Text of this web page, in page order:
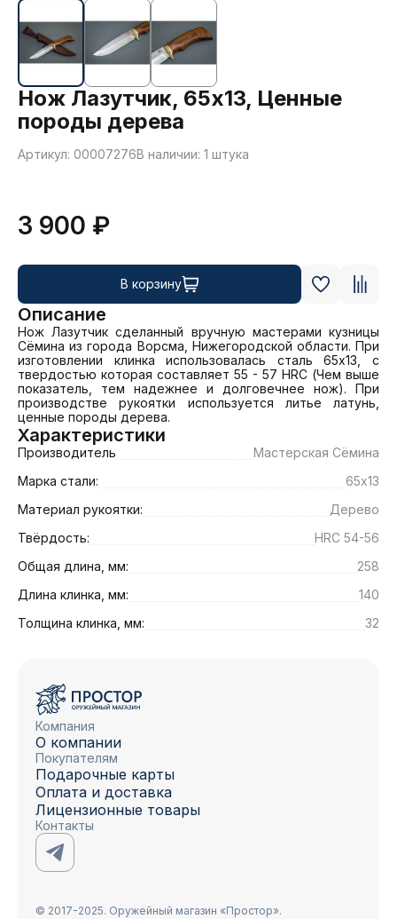
Нож Лазутчик, 65х13, Ценные
породы дерева
Артикул: 00007276В наличии: 1 штука
3 900 ₽
В корзину
Описание
Нож Лазутчик сделанный вручную мастерами кузницы
Сёмина из города Ворсма, Нижегородской области. При
изготовлении клинка использовалась сталь 65х13, с
твердостью которая составляет 55 - 57 HRC (Чем выше
показатель, тем надежнее и долговечнее нож). При
производстве рукоятки используется литье латунь,
ценные породы дерева.
Характеристики
Производитель
Мастерская Сёмина
Марка стали:
65х13
Материал рукоятки:
Дерево
Твёрдость:
HRC 54-56
Общая длина, мм:
258
Длина клинка, мм:
140
Толщина клинка, мм:
32
Компания
О компании
Покупателям
Подарочные карты
Оплата и доставка
Лицензионные товары
Контакты
© 2017-2025. Оружейный магазин «Простор».